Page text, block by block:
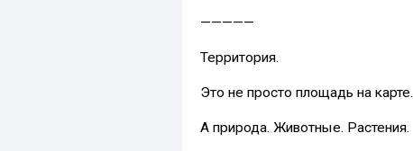
—————
Территория.
Это не просто площадь на карте.
А природа. Животные. Растения.